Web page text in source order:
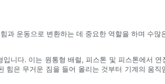
운동으로 변환하는 데 중요한 역할을 하며 수
니다. 이는 원통형 배럴, 피스톤 및 피스톤에서
은 무거운 짐을 들어 올리는 것부터 기계의 움